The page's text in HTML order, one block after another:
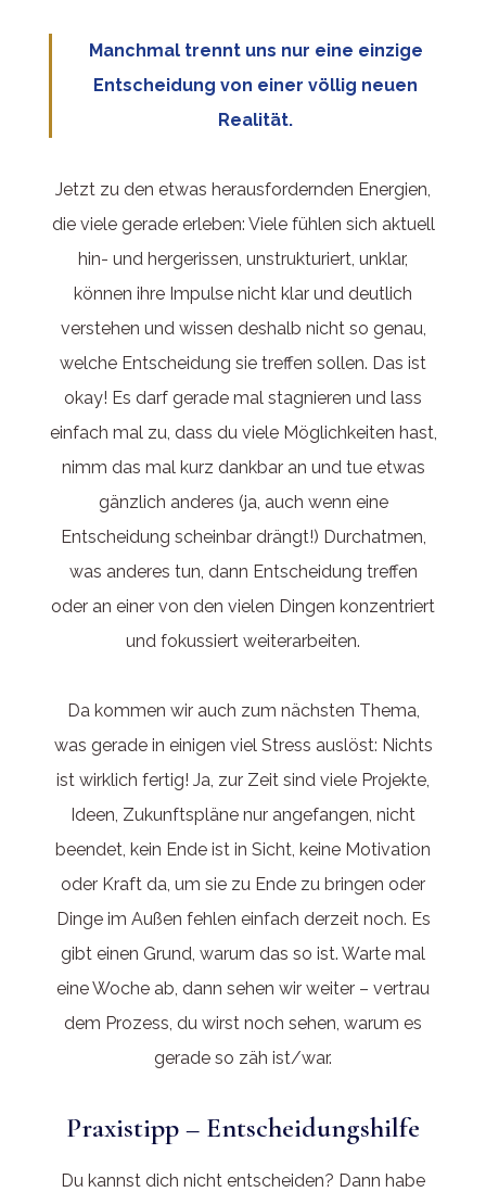
Manchmal trennt uns nur eine einzige
Entscheidung von einer völlig neuen
Realität.
Jetzt zu den etwas herausfordernden Energien,
die viele gerade erleben: Viele fühlen sich aktuell
hin- und hergerissen, unstrukturiert, unklar,
können ihre Impulse nicht klar und deutlich
verstehen und wissen deshalb nicht so genau,
welche Entscheidung sie treffen sollen. Das ist
okay! Es darf gerade mal stagnieren und lass
einfach mal zu, dass du viele Möglichkeiten hast,
nimm das mal kurz dankbar an und tue etwas
gänzlich anderes (ja, auch wenn eine
Entscheidung scheinbar drängt!) Durchatmen,
was anderes tun, dann Entscheidung treffen
oder an einer von den vielen Dingen konzentriert
und fokussiert weiterarbeiten.
Da kommen wir auch zum nächsten Thema,
was gerade in einigen viel Stress auslöst: Nichts
ist wirklich fertig! Ja, zur Zeit sind viele Projekte,
Ideen, Zukunftspläne nur angefangen, nicht
beendet, kein Ende ist in Sicht, keine Motivation
oder Kraft da, um sie zu Ende zu bringen oder
Dinge im Außen fehlen einfach derzeit noch. Es
gibt einen Grund, warum das so ist. Warte mal
eine Woche ab, dann sehen wir weiter – vertrau
dem Prozess, du wirst noch sehen, warum es
gerade so zäh ist/war.
Praxistipp – Entscheidungshilfe
Du kannst dich nicht entscheiden? Dann habe